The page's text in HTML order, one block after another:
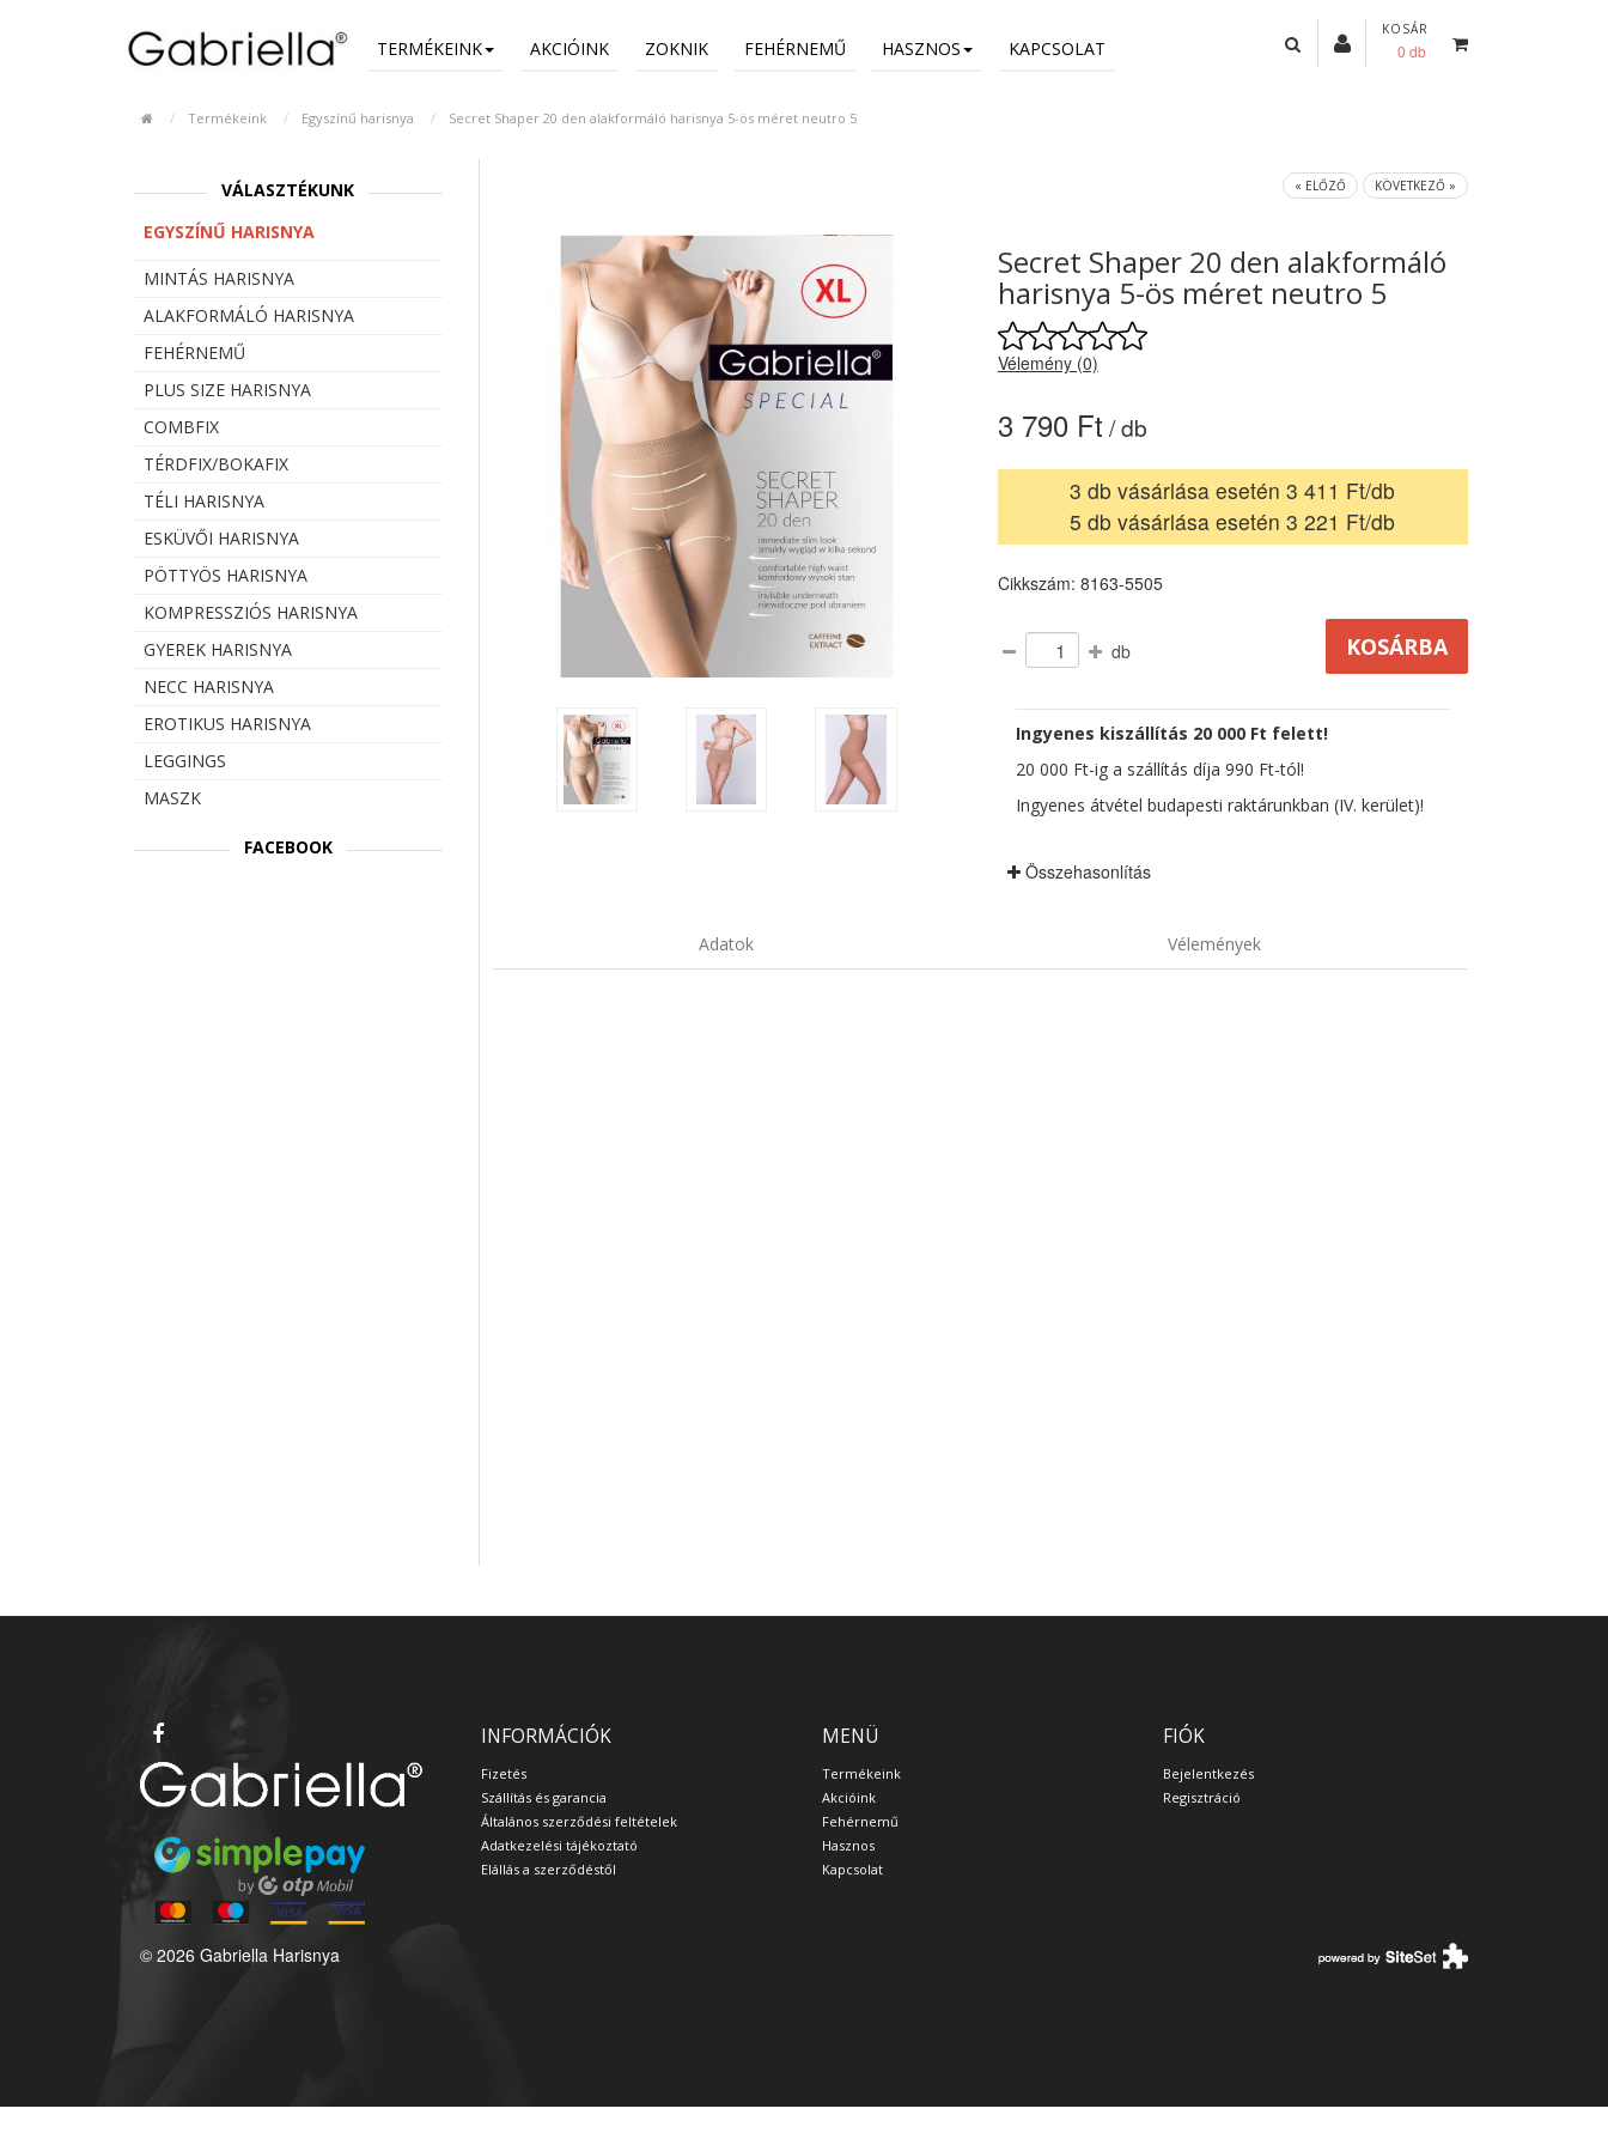
TERMÉKEINK AKCIÓINK ZOKNIK FEHÉRNEMŰ HASZNOS KAPCSOLAT
KOSÁR
0 db
Termékeink Egyszínű harisnya Secret Shaper 20 den alakformáló harisnya 5-ös méret neutro 5
VÁLASZTÉKUNK
EGYSZÍNŰ HARISNYA
MINTÁS HARISNYA
ALAKFORMÁLÓ HARISNYA
FEHÉRNEMŰ
PLUS SIZE HARISNYA
COMBFIX
TÉRDFIX/BOKAFIX
TÉLI HARISNYA
ESKÜVŐI HARISNYA
PÖTTYÖS HARISNYA
KOMPRESSZIÓS HARISNYA
GYEREK HARISNYA
NECC HARISNYA
EROTIKUS HARISNYA
LEGGINGS
MASZK
FACEBOOK
« ELŐZŐ KÖVETKEZŐ »
Secret Shaper 20 den alakformáló
harisnya 5-ös méret neutro 5
Vélemény (0)
3 790 Ft / db
3 db vásárlása esetén 3 411 Ft/db
5 db vásárlása esetén 3 221 Ft/db
Cikkszám: 8163-5505
db
Ingyenes kiszállítás 20 000 Ft felett!
20 000 Ft-ig a szállítás díja 990 Ft-tól!
Ingyenes átvétel budapesti raktárunkban (IV. kerület)!
Összehasonlítás
Adatok Vélemények
INFORMÁCIÓK
Fizetés
Szállítás és garancia
Általános szerződési feltételek
Adatkezelési tájékoztató
Elállás a szerződéstől
MENÜ
Termékeink
Akcióink
Fehérnemű
Hasznos
Kapcsolat
FIÓK
Bejelentkezés
Regisztráció
© 2026 Gabriella Harisnya